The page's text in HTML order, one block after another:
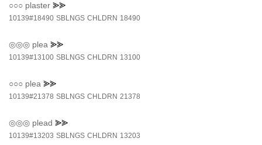
○○○ plaster ⪢⪢
10139#18490 SBLNGS CHLDRN 18490
◎◎◎ plea ⪢⪢
10139#13100 SBLNGS CHLDRN 13100
○○○ plea ⪢⪢
10139#21378 SBLNGS CHLDRN 21378
◎◎◎ plead ⪢⪢
10139#13203 SBLNGS CHLDRN 13203